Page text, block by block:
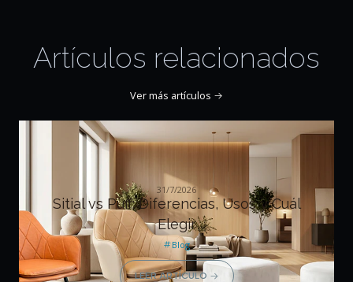
Artículos relacionados
Ver más artículos
31/7/2026
Sitial vs Puff: Diferencias, Usos y Cuál
Elegir
Blog
LEER ARTÍCULO